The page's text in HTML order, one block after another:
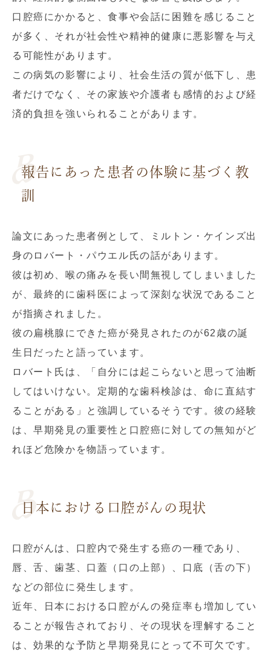
口腔癌にかかると、食事や会話に困難を感じること
が多く、それが社会性や精神的健康に悪影響を与え
る可能性があります。
この病気の影響により、社会生活の質が低下し、患
者だけでなく、その家族や介護者も感情的および経
済的負担を強いられることがあります。
報告にあった患者の体験に基づく教
訓
論文にあった患者例として、ミルトン・ケインズ出
身のロバート・パウエル氏の話があります。
彼は初め、喉の痛みを長い間無視してしまいました
が、最終的に歯科医によって深刻な状況であること
が指摘されました。
彼の扁桃腺にできた癌が発見されたのが62歳の誕
生日だったと語っています。
ロバート氏は、「自分には起こらないと思って油断
してはいけない。定期的な歯科検診は、命に直結す
ることがある」と強調しているそうです。彼の経験
は、早期発見の重要性と口腔癌に対しての無知がど
れほど危険かを物語っています。
日本における口腔がんの現状
口腔がんは、口腔内で発生する癌の一種であり、
唇、舌、歯茎、口蓋（口の上部）、口底（舌の下）
などの部位に発生します。
近年、日本における口腔がんの発症率も増加してい
ることが報告されており、その現状を理解すること
は、効果的な予防と早期発見にとって不可欠です。